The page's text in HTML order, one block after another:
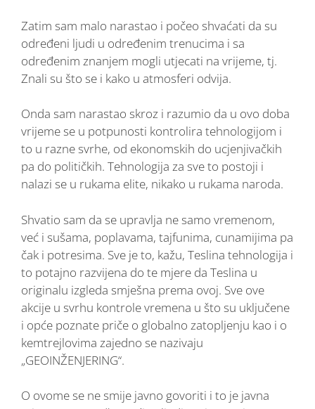
Zatim sam malo narastao i počeo shvaćati da su
određeni ljudi u određenim trenucima i sa
određenim znanjem mogli utjecati na vrijeme, tj.
Znali su što se i kako u atmosferi odvija.
Onda sam narastao skroz i razumio da u ovo doba
vrijeme se u potpunosti kontrolira tehnologijom i
to u razne svrhe, od ekonomskih do ucjenjivačkih
pa do političkih. Tehnologija za sve to postoji i
nalazi se u rukama elite, nikako u rukama naroda.
Shvatio sam da se upravlja ne samo vremenom,
već i sušama, poplavama, tajfunima, cunamijima pa
čak i potresima. Sve je to, kažu, Teslina tehnologija i
to potajno razvijena do te mjere da Teslina u
originalu izgleda smješna prema ovoj. Sve ove
akcije u svrhu kontrole vremena u što su uključene
i opće poznate priče o globalno zatopljenju kao i o
kemtrejlovima zajedno se nazivaju
„GEOINŽENJERING“.
O ovome se ne smije javno govoriti i to je javna